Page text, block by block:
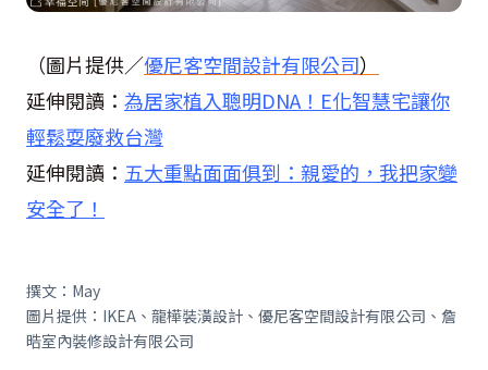
（圖片提供／優尼客空間設計有限公司）
延伸閱讀： 為居家植入聰明DNA！E化智慧宅讓你
輕鬆耍廢救台灣
延伸閱讀： 五大重點面面俱到：親愛的，我把家變
安全了！
撰文：May
圖片提供：IKEA、龍樺裝潢設計、優尼客空間設計有限公司、詹
晧室內裝修設計有限公司